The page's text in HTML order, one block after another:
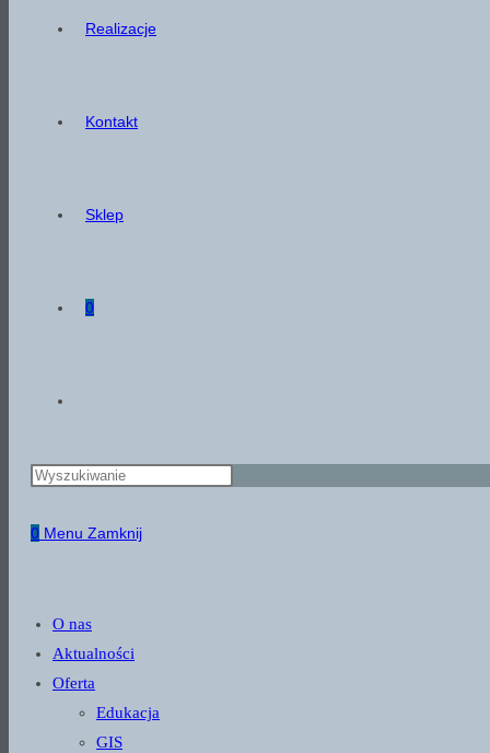
Realizacje
Kontakt
Sklep
0
website
0 Menu Zamknij
O nas
Aktualności
Oferta
Edukacja
GIS